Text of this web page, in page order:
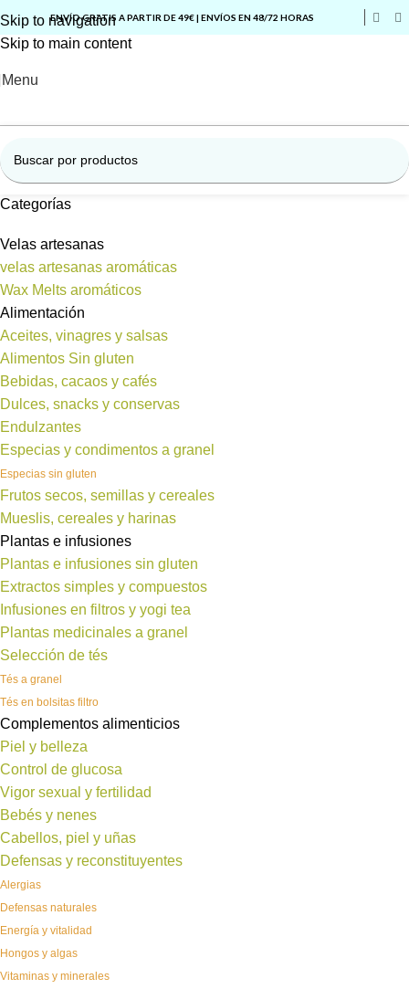
Skip to navigation
Skip to main content
ENVÍO GRATIS A PARTIR DE 49€ | ENVÍOS EN 48/72 HORAS
Menu
Categorías
Velas artesanas
velas artesanas aromáticas
Wax Melts aromáticos
Alimentación
Aceites, vinagres y salsas
Alimentos Sin gluten
Bebidas, cacaos y cafés
Dulces, snacks y conservas
Endulzantes
Especias y condimentos a granel
Especias sin gluten
Frutos secos, semillas y cereales
Mueslis, cereales y harinas
Plantas e infusiones
Plantas e infusiones sin gluten
Extractos simples y compuestos
Infusiones en filtros y yogi tea
Plantas medicinales a granel
Selección de tés
Tés a granel
Tés en bolsitas filtro
Complementos alimenticios
Piel y belleza
Control de glucosa
Vigor sexual y fertilidad
Bebés y nenes
Cabellos, piel y uñas
Defensas y reconstituyentes
Alergias
Defensas naturales
Energía y vitalidad
Hongos y algas
Vitaminas y minerales